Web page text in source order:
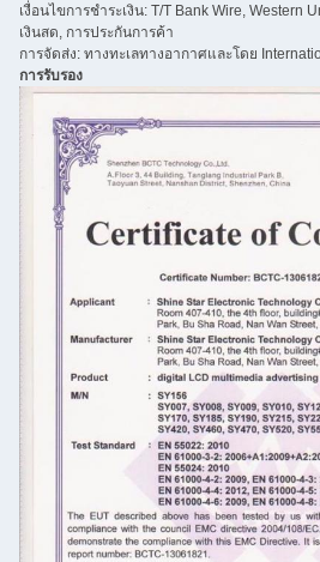
เงื่อนไขการชำระเงิน: T/T Bank Wire, Western
เงินสด, การประกันการค้า
การจัดส่ง: ทางทะเลทางอากาศและโดย
การรับรอง